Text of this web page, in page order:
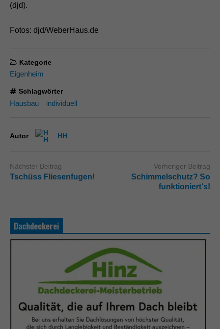
(djd).
Fotos: djd/WeberHaus.de
Kategorie
Eigenheim
Schlagwörter
Hausbau individuell
Autor HH
Nächster Beitrag
Tschüss Fliesenfugen!
Vorheriger Beitrag
Schimmelschutz? So
funktioniert‘s!
Dachdeckerei